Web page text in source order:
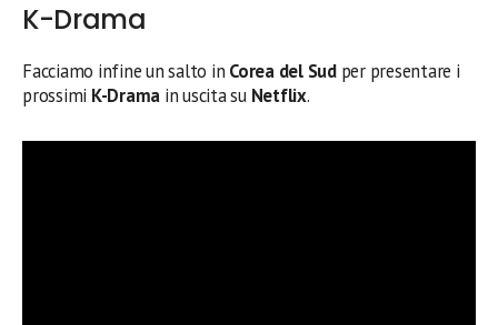
K-Drama
Facciamo infine un salto in Corea del Sud per presentare i
prossimi K-Drama in uscita su Netflix.